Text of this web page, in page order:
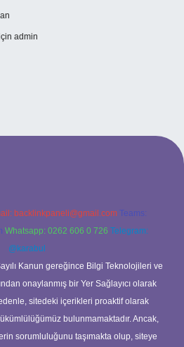
admin
backlinkpaneli@gmail.com Teams:
Whatsapp: 0262 606 0 726 Telegram:
@karabul
Kanun gereğince Bilgi Teknolojileri ve
onaylanmış bir Yer Sağlayıcı olarak
sitedeki içerikleri proaktif olarak
bulunmamaktadır. Ancak,
sorumluluğunu taşımakta olup, siteye